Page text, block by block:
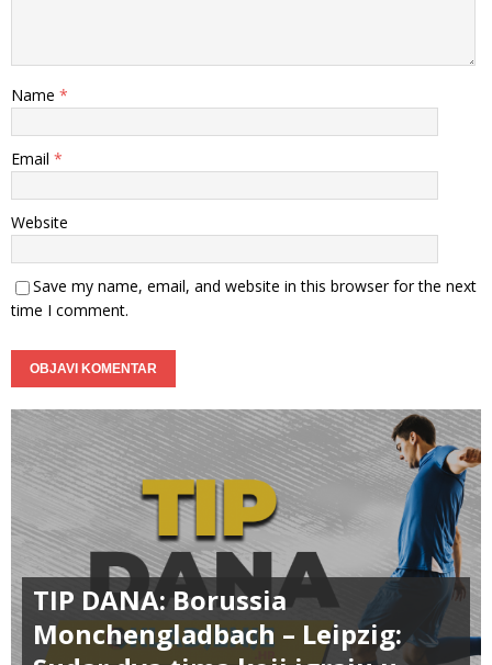
Name *
Email *
Website
Save my name, email, and website in this browser for the next
time I comment.
TIP DANA: Borussia
Monchengladbach – Leipzig: